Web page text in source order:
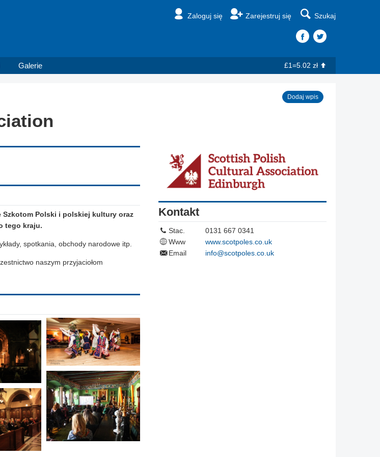
Zaloguj się Zarejestruj się Szukaj
Galerie £1=5.02 zł
Dodaj wpis
Szkotom Polski i polskiej kultury oraz
tego kraju.
spotkania, obchody narodowe itp.
naszym przyjaciołom
Kontakt
Stac.
0131 667 0341
Www
www.scotpoles.co.uk
Email
info@scotpoles.co.uk